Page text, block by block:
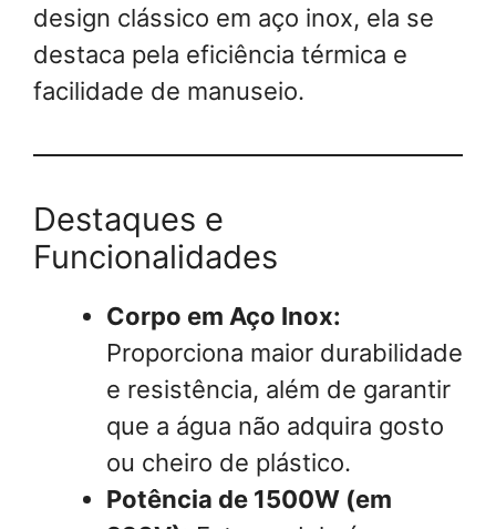
design clássico em aço inox, ela se
destaca pela eficiência térmica e
facilidade de manuseio.
Destaques e
Funcionalidades
Corpo em Aço Inox:
Proporciona maior durabilidade
e resistência, além de garantir
que a água não adquira gosto
ou cheiro de plástico.
Potência de 1500W (em